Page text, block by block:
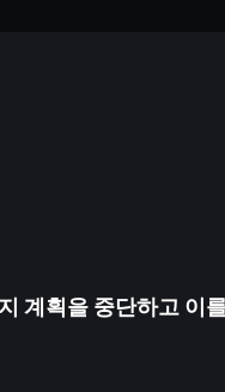
계획을 중단하고 이